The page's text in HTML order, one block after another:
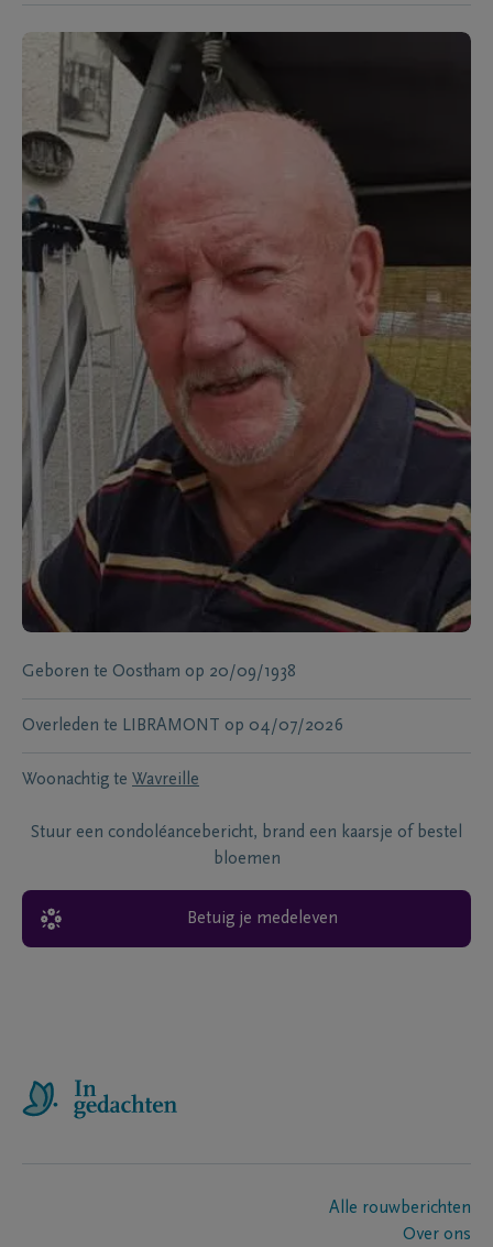
Geboren te Oostham op 20/09/1938
Overleden te LIBRAMONT op 04/07/2026
Woonachtig te Wavreille
Stuur een condoléancebericht, brand een kaarsje of bestel
bloemen
Betuig je medeleven
Alle rouwberichten
Over ons